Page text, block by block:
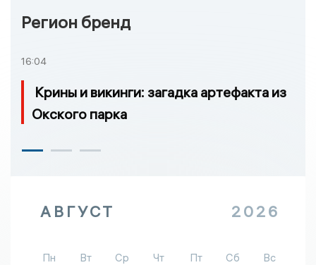
Регион бренд
16:04
Крины и викинги: загадка артефакта из
Окского парка
АВГУСТ 2026
Пн Вт Ср Чт Пт Сб
Вс